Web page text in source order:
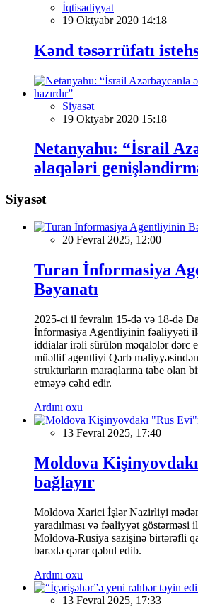
İqtisadiyyat
19 Oktyabr 2020 14:18
Kənd təsərrüfatı
Siyasət
19 Oktyabr 2020 15:18
Netanyahu: “İsrail
əlaqələri
Siyasət
20 Fevral 2025, 12:00
Turan İnformasiya
Bəyanatı
2025-ci il fevralın 15-də və 18-də
İnformasiya Agentliyinin fəaliyyəti
iddialar irəli sürülən məqalələr dərc
müəllif agentliyi Qərb maliyyəsindən
strukturların maraqlarına tabe olan
etməyə cəhd edir.
Ardını oxu
13 Fevral 2025, 17:40
Moldova
bağlayır
Moldova Xarici İşlər Nazirliyi
yaradılması və fəaliyyət göstərməsi
Moldova-Rusiya sazişinə birtərəfli
barədə qərar qəbul edib.
Ardını oxu
13 Fevral 2025, 17:33